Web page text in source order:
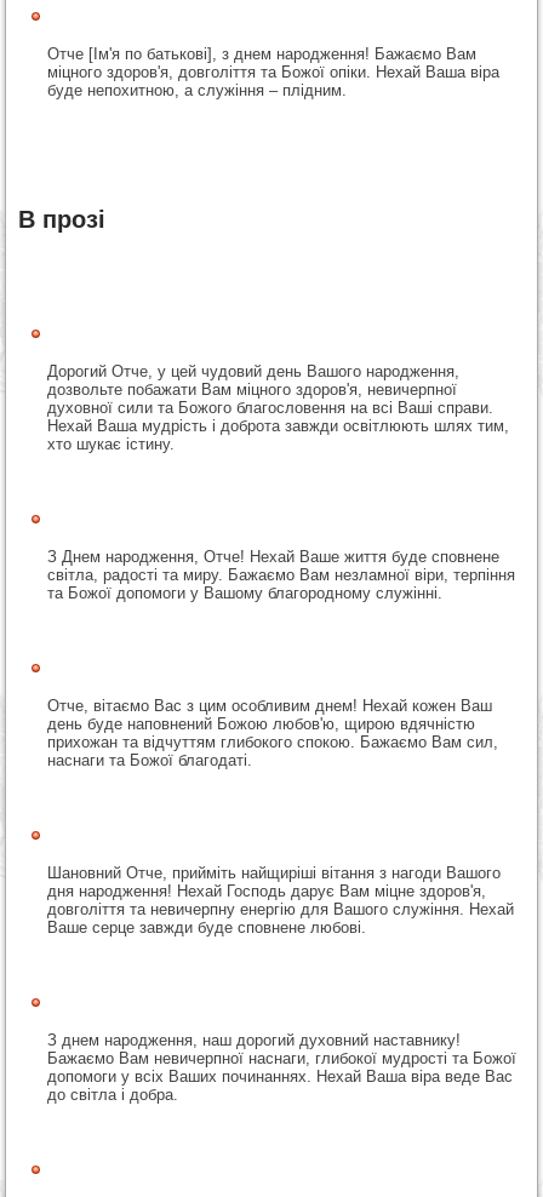
Отче [Ім'я по батькові], з днем народження! Бажаємо Вам
міцного здоров'я, довголіття та Божої опіки. Нехай Ваша віра
буде непохитною, а служіння – плідним.
В прозі
Дорогий Отче, у цей чудовий день Вашого народження,
дозвольте побажати Вам міцного здоров'я, невичерпної
духовної сили та Божого благословення на всі Ваші справи.
Нехай Ваша мудрість і доброта завжди освітлюють шлях тим,
хто шукає істину.
З Днем народження, Отче! Нехай Ваше життя буде сповнене
світла, радості та миру. Бажаємо Вам незламної віри, терпіння
та Божої допомоги у Вашому благородному служінні.
Отче, вітаємо Вас з цим особливим днем! Нехай кожен Ваш
день буде наповнений Божою любов'ю, щирою вдячністю
прихожан та відчуттям глибокого спокою. Бажаємо Вам сил,
наснаги та Божої благодаті.
Шановний Отче, прийміть найщиріші вітання з нагоди Вашого
дня народження! Нехай Господь дарує Вам міцне здоров'я,
довголіття та невичерпну енергію для Вашого служіння. Нехай
Ваше серце завжди буде сповнене любові.
З днем народження, наш дорогий духовний наставнику!
Бажаємо Вам невичерпної наснаги, глибокої мудрості та Божої
допомоги у всіх Ваших починаннях. Нехай Ваша віра веде Вас
до світла і добра.